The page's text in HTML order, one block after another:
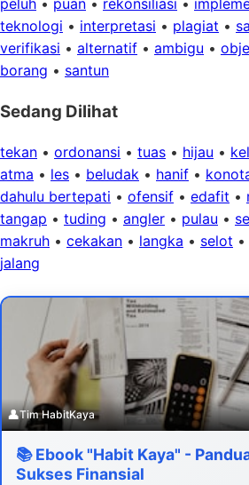
peluh • puan • rekonsiliasi •
teknologi • interpretasi • plagiat •
verifikasi • alternatif • ambigu •
borang • santun
Sedang Dilihat
tekan • ordonansi • tuas • hijau •
atma • les • beludak • hanif •
dahulu bertepati • ofensif • edafit •
tangap • tuding • angler • pulau •
makruh • cekakan • langka • selot •
jalang
👤Tim HabitKaya
📚 Ebook "Habit Kaya" -
Sukses Finansial